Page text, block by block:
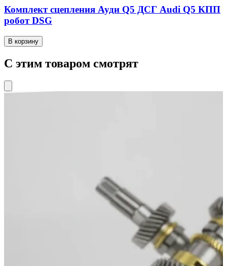
Комплект сцепления Ауди Q5 ДСГ Audi Q5 КПП
робот DSG
В корзину
С этим товаром смотрят